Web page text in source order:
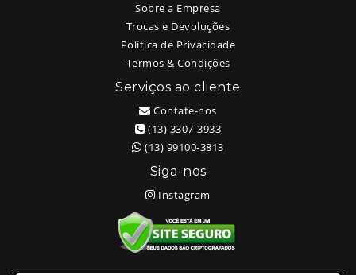
Sobre a Empresa
Trocas e Devoluções
Política de Privacidade
Termos & Condições
Serviços ao cliente
Contate-nos
(13) 3307-3933
(13) 99100-3813
Siga-nos
Instagram